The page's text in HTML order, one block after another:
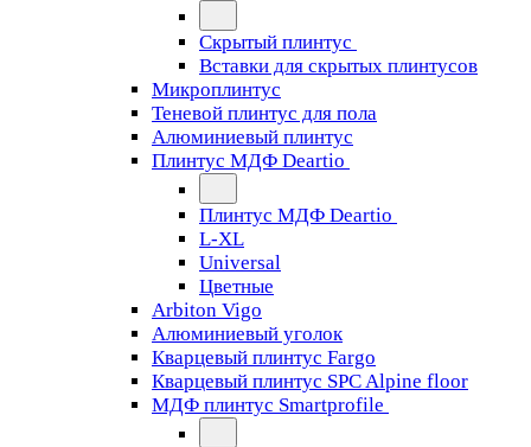
Скрытый плинтус
Вставки для скрытых плинтусов
Микроплинтус
Теневой плинтус для пола
Алюминиевый плинтус
Плинтус МДФ Deartio
Плинтус МДФ Deartio
L-XL
Universal
Цветные
Arbiton Vigo
Алюминиевый уголок
Кварцевый плинтус Fargo
Кварцевый плинтус SPC Alpine floor
МДФ плинтус Smartprofile